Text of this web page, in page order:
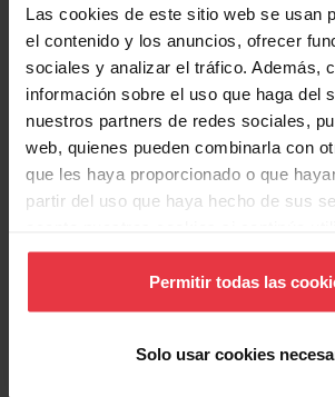
Las cookies de este sitio web se usan
el contenido y los anuncios, ofrecer
sociales y analizar el tráfico. Además,
información sobre el uso que haga del
nuestros partners de redes sociales,
web, quienes pueden combinarla con
que les haya proporcionado o que
partir del uso que haya hecho de sus
sitio web.
Permitir todas las
Solo usar cookies
EAN/UPC
Categoría de campana
Acabado
Show more